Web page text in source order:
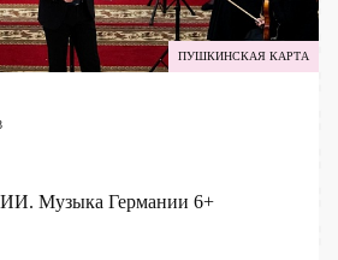
ПУШКИНСКАЯ КАРТА
Музыка Германии 6+